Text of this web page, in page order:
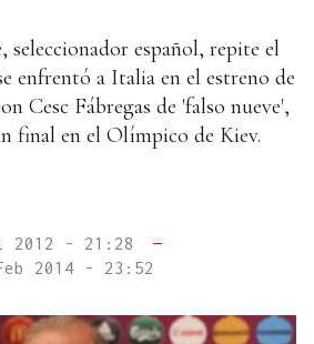
seleccionador español, repite el
enfrentó a Italia en el estreno de
Cesc Fábregas de 'falso nueve',
final en el Olímpico de Kiev.
2012 - 21:28
—
2014 - 23:52